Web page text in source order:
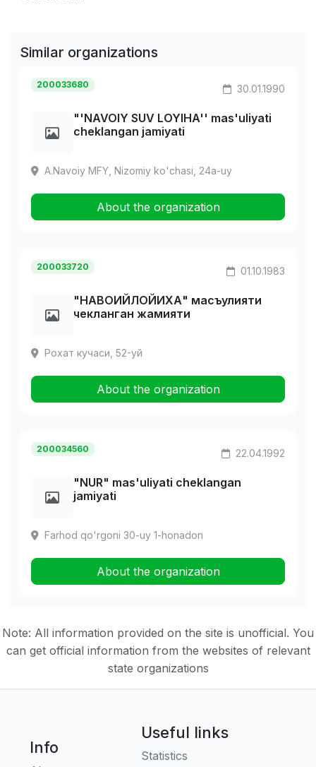
Similar organizations
200033680 30.01.1990
"'NAVOIY SUV LOYIHA'' mas'uliyati
cheklangan jamiyati
A.Navoiy MFY, Nizomiy ko'chasi, 24a-uy
About the organization
200033720 01.10.1983
"HАВОИЙЛОЙИХА" масъулияти
чекланган жамияти
Рохат кучаси, 52-уй
About the organization
200034560 22.04.1992
"NUR" mas'uliyati cheklangan
jamiyati
Farhod qo'rgoni 30-uy 1-honadon
About the organization
Note: All information provided on the site is unofficial. You
can get official information from the websites of relevant
state organizations
Info
Useful links
Statistics